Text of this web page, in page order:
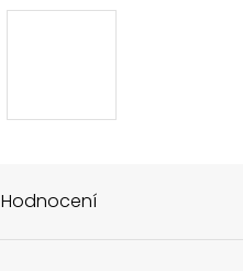
Hodnocení